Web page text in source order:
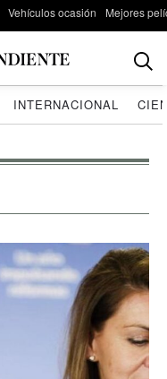
Vehículos ocasión Mejores
INTERNACIONAL